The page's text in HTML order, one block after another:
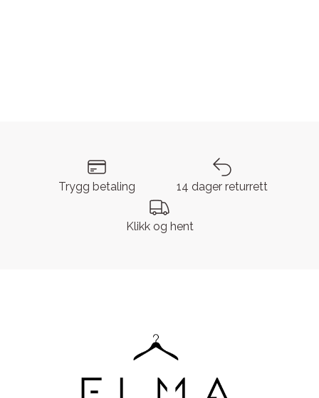
Trygg betaling 14 dager returrett
Klikk og hent